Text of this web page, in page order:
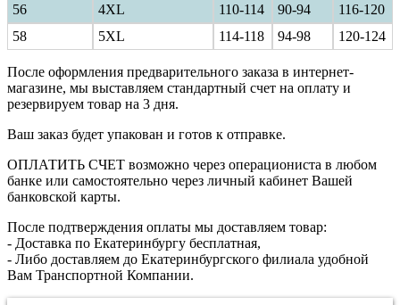
56
4XL 110-114 90-94
116-120
58
5XL 114-118 94-98 120-124
После оформления предварительного заказа в интернет-
магазине, мы выставляем стандартный счет на оплату и
резервируем товар на 3 дня.
Ваш заказ будет упакован и готов к отправке.
ОПЛАТИТЬ СЧЕТ возможно через операциониста в любом
банке или самостоятельно через личный кабинет Вашей
банковской карты.
После подтверждения оплаты мы доставляем товар:
- Доставка по Екатеринбургу бесплатная,
- Либо доставляем до Екатеринбургского филиала удобной
Вам Транспортной Компании.